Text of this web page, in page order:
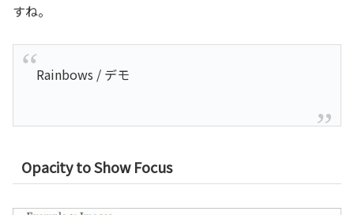
すね。
Rainbows / デモ
Opacity to Show Focus